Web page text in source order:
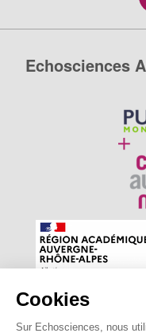
Cookies
Sur Echosciences, nous
Echosciences
Echosciences